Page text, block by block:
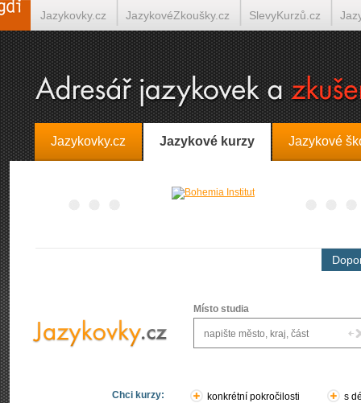
Jazykovky.cz Jazykové kurzy Jazykové
Místo studia
Chci kurzy: konkrétní pokročilosti s
Jazykovky.cz JazykovéZkoušky.cz SlevyKurzů.cz
Španělština on-line Italština on-line Tlumočení-